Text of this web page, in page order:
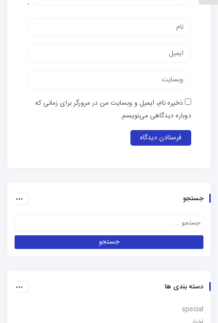
پست
وب‌سایت
ذخیره نام، ایمیل و وبسایت من در مرورگر برای زمانی که
دوباره دیدگاهی می‌نویسم.
جستجو
دسته بندی ها
special